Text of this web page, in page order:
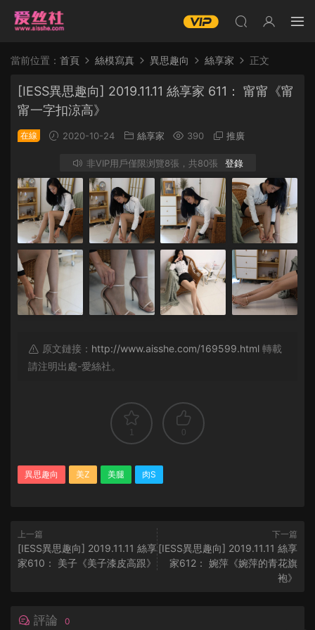
當前位置： 首頁 絲模寫真 異思趣向 絲享家 正文
[IESS異思趣向] 2019.11.11 絲享家 611： 甯甯《甯
甯一字扣涼高》
在線 2020-10-24 絲享家 390 推廣
非VIP用戶僅限浏覽8張，共80張 登錄
原文鏈接： http://www.aisshe.com/169599.html 轉載
請注明出處-愛絲社。
1 0
異思趣向 美Z 美腿 肉S
上一篇
[IESS異思趣向] 2019.11.11 絲享
家610： 美子《美子漆皮高跟》
下一篇
[IESS異思趣向] 2019.11.11 絲享
家612： 婉萍《婉萍的青花旗
袍》
評論 0